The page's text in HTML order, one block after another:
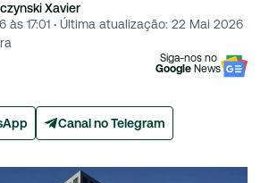
Xavier
às 17:01 · Última atualização: 22 Mai 2026
Siga-nos no
Google News
Canal no Telegram